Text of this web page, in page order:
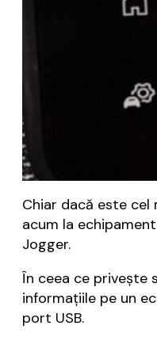
Chiar dacă este cel
acum la
Jogger.
În ceea ce privește
informațiile pe un
port USB.